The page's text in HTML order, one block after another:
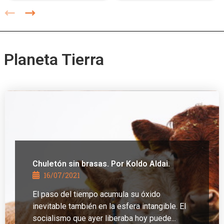
Planeta Tierra
Chuletón sin brasas. Por Koldo Aldai.
16/07/2021
El paso del tiempo acumula su óxido
inevitable también en la esfera intangible. El
socialismo que ayer liberaba hoy puede...